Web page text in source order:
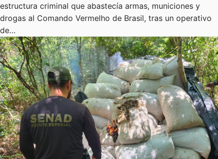
estructura criminal que abastecía armas, municiones y
drogas al Comando Vermelho de Brasil, tras un operativo
de…